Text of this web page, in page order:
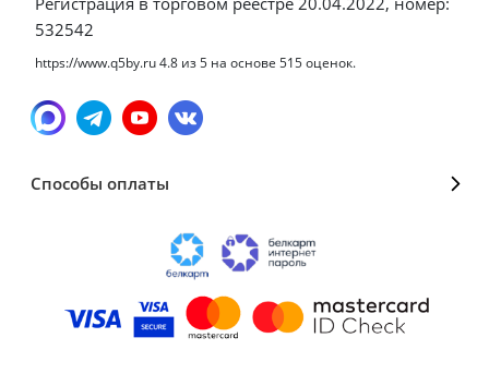
532542
https://www.q5by.ru4.8 из5 на основе 515оценок.
Способы оплаты